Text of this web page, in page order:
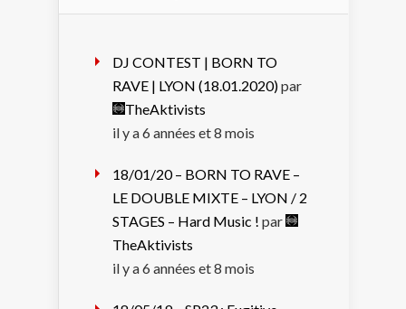
DJ CONTEST | BORN TO
RAVE | LYON (18.01.2020)par
TheAktivists
il y a 6 années et 8 mois
18/01/20 – BORN TO RAVE –
LE DOUBLE MIXTE – LYON / 2
STAGES – Hard Music ! par
TheAktivists
il y a 6 années et 8 mois